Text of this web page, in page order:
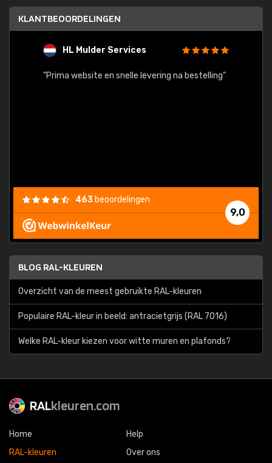
KLANTBEOORDELINGEN
HL Mulder Services
"Prima website en snelle levering na bestelling"
9,0
463 beoordelingen
BLOG RAL-KLEUREN
Overzicht van de meest gebruikte RAL-kleuren
Populaire RAL-kleur in beeld: antracietgrijs (RAL 7016)
Welke RAL-kleur kiezen voor witte muren en plafonds?
RALkleuren.com
Home
RAL-kleuren
Help
Over ons